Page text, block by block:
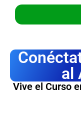
al
Vive el Curso